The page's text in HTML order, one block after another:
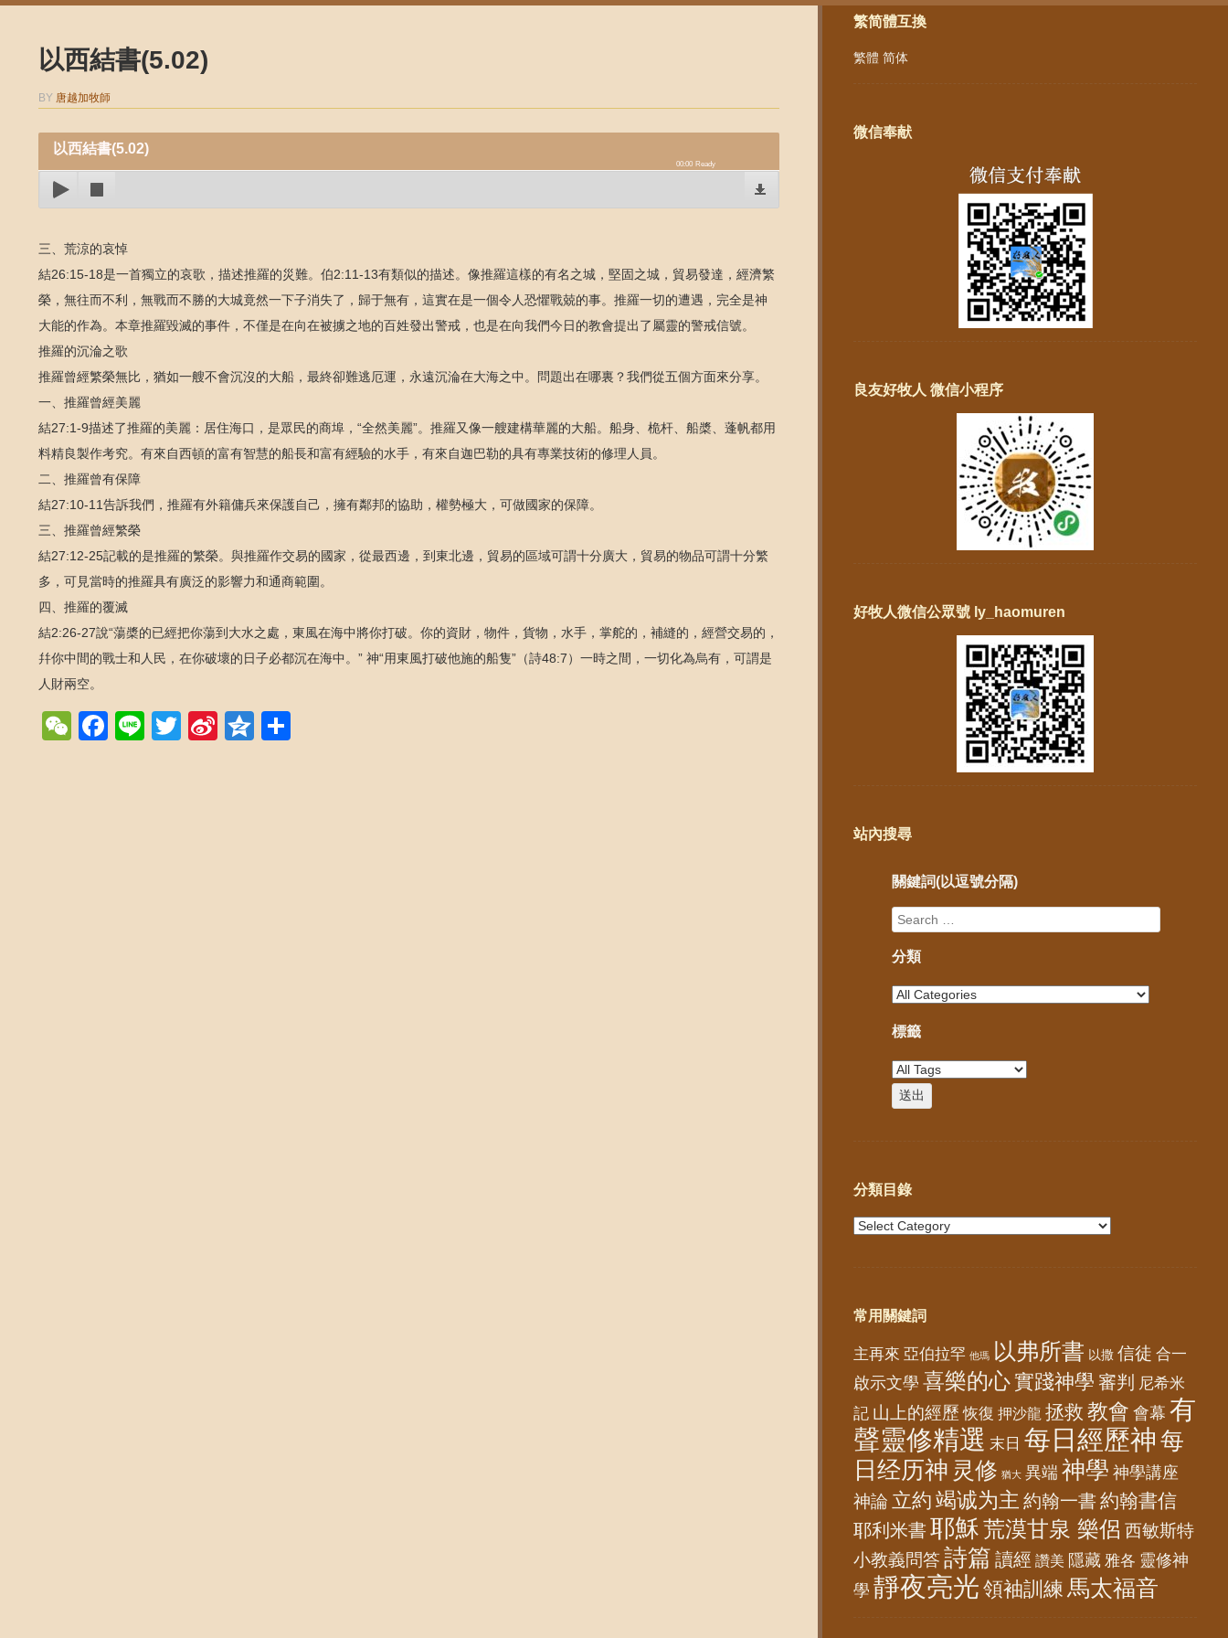
以西結書(5.02)
BY 唐越加牧師
以西結書(5.02)
00:00 Ready
三、荒涼的哀悼
結26:15-18是一首獨立的哀歌，描述推羅的災難。伯2:11-13有類似的描述。像推羅這樣的有名之城，堅固之城，貿易發達，經濟繁
榮，無往而不利，無戰而不勝的大城竟然一下子消失了，歸于無有，這實在是一個令人恐懼戰兢的事。推羅一切的遭遇，完全是神
大能的作為。本章推羅毀滅的事件，不僅是在向在被擄之地的百姓發出警戒，也是在向我們今日的教會提出了屬靈的警戒信號。
推羅的沉淪之歌
推羅曾經繁榮無比，猶如一艘不會沉沒的大船，最終卻難逃厄運，永遠沉淪在大海之中。問題出在哪裏？我們從五個方面來分享。
一、推羅曾經美麗
結27:1-9描述了推羅的美麗：居住海口，是眾民的商埠，“全然美麗”。推羅又像一艘建構華麗的大船。船身、桅杆、船槳、蓬帆都用
料精良製作考究。有來自西頓的富有智慧的船長和富有經驗的水手，有來自迦巴勒的具有專業技術的修理人員。
二、推羅曾有保障
結27:10-11告訴我們，推羅有外籍傭兵來保護自己，擁有鄰邦的協助，權勢極大，可做國家的保障。
三、推羅曾經繁榮
結27:12-25記載的是推羅的繁榮。與推羅作交易的國家，從最西邊，到東北邊，貿易的區域可謂十分廣大，貿易的物品可謂十分繁
多，可見當時的推羅具有廣泛的影響力和通商範圍。
四、推羅的覆滅
結2:26-27說“蕩槳的已經把你蕩到大水之處，東風在海中將你打破。你的資財，物件，貨物，水手，掌舵的，補縫的，經營交易的，
幷你中間的戰士和人民，在你破壞的日子必都沉在海中。” 神“用東風打破他施的船隻”（詩48:7）一時之間，一切化為烏有，可謂是
人財兩空。
WeChat
Facebook
LineTwitterSinaQzone
繁简體互換
繁體 简体
微信奉献
良友好牧人 微信小程序
好牧人微信公眾號 ly_haomuren
站內搜尋
關鍵詞(以逗號分隔)
分類
標籤
分類目錄
常用關鍵詞
主再來 亞伯拉罕 他瑪 以弗所書 以撒 信徒 合一
啟示文學 喜樂的心實踐神學 審判 尼希米
記 山上的經歷 恢復 押沙龍 拯救 教會 會幕 有
聲靈修精選 末日 每日經歷神 每
日经历神 灵修 猶大 異端 神學 神學講座
神論 立約 竭诚为主 約翰一書 約翰書信
耶利米書 耶穌荒漠甘泉 樂侶 西敏斯特
小教義問答詩篇 讀經 讚美 隱藏 雅各 靈修神
學 靜夜亮光 領袖訓練 馬太福音